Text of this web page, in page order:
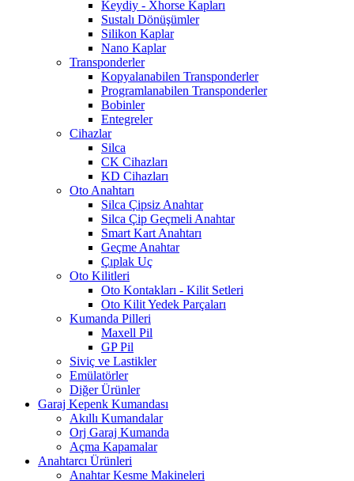
Keydiy - Xhorse Kapları
Sustalı Dönüşümler
Silikon Kaplar
Nano Kaplar
Transponderler
Kopyalanabilen Transponderler
Programlanabilen Transponderler
Bobinler
Entegreler
Cihazlar
Silca
CK Cihazları
KD Cihazları
Oto Anahtarı
Silca Çipsiz Anahtar
Silca Çip Geçmeli Anahtar
Smart Kart Anahtarı
Geçme Anahtar
Çıplak Uç
Oto Kilitleri
Oto Kontakları - Kilit Setleri
Oto Kilit Yedek Parçaları
Kumanda Pilleri
Maxell Pil
GP Pil
Siviç ve Lastikler
Emülatörler
Diğer Ürünler
Garaj Kepenk Kumandası
Akıllı Kumandalar
Orj Garaj Kumanda
Açma Kapamalar
Anahtarcı Ürünleri
Anahtar Kesme Makineleri